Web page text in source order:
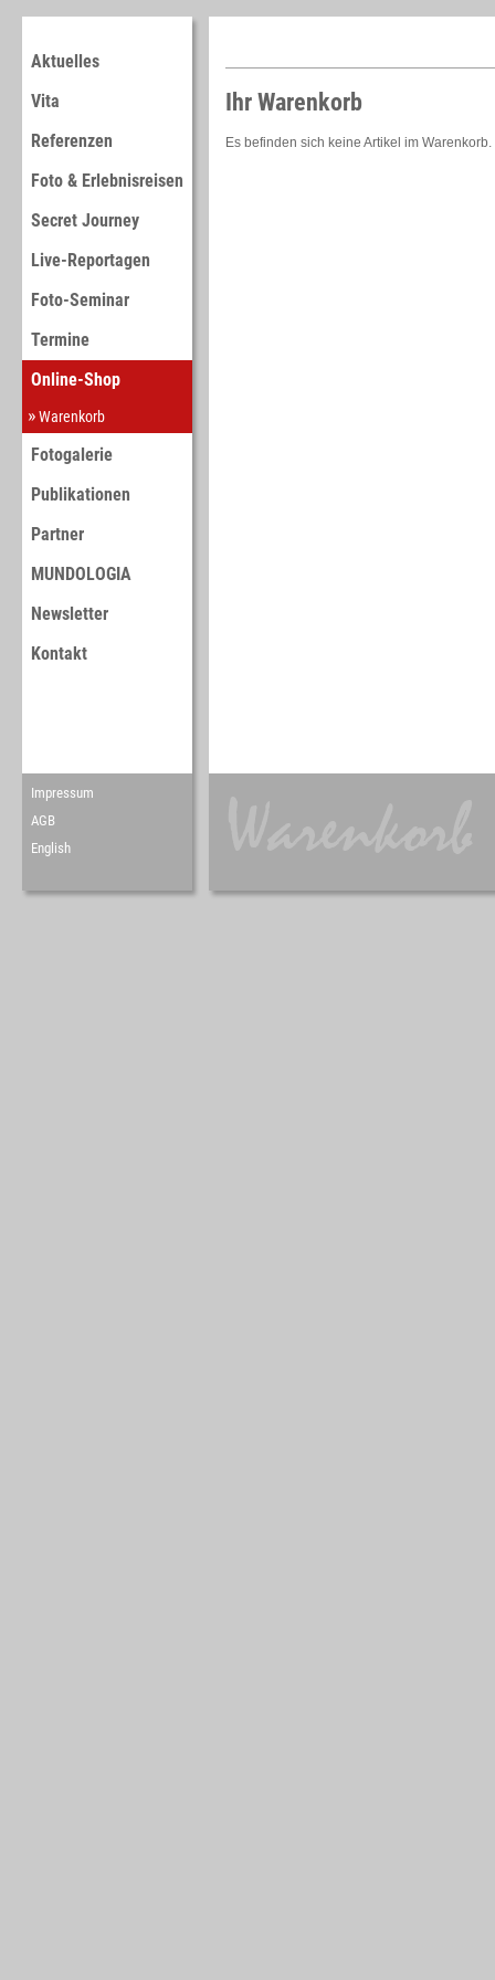
Aktuelles
Vita
Referenzen
Foto & Erlebnisreisen
Secret Journey
Live-Reportagen
Foto-Seminar
Termine
Online-Shop
Warenkorb
Fotogalerie
Publikationen
Partner
MUNDOLOGIA
Newsletter
Kontakt
Ihr Warenkorb
Es befinden sich keine Artikel im Warenkorb.
Impressum
AGB
English